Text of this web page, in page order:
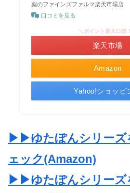
薬のファインズファルマ楽天市場店
口コミを見る
Amazon
＼ポイント最大11倍
楽天市場
Yahoo!ショッピ
▶▶ゆたぽんシリーズ
ェック(Amazon)
▶▶ゆたぽんシリーズ